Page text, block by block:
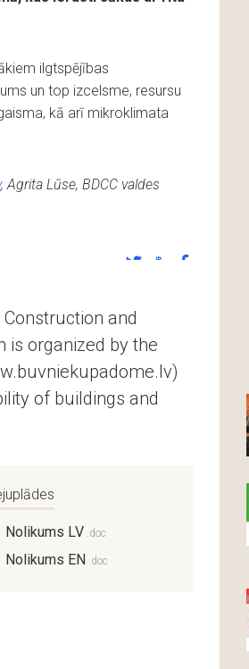
ilgtspējības
un top izcelsme, resursu
kā arī mikroklimata
, Agrita Lūse, BDCC valdes
and
is organized by the
of buildings and
Nolikums LV
Nolikums EN